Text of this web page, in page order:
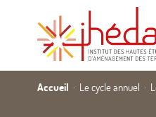
Accueil Le cycle annuel